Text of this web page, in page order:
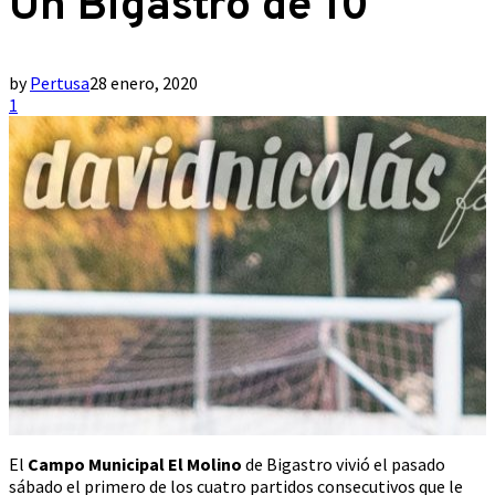
byPertusa28 enero, 2020
1
El Campo Municipal El Molino de Bigastro vivió el pasado
sábado el primero de los cuatro partidos consecutivos que le